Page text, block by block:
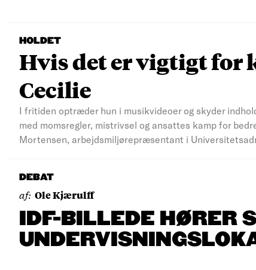
HOLDET
Hvis det er vigtigt for
Cecilie
I fritiden optræder hun i musikvideoer og skyder
med momsregler, mistrivsel og ansattes kamp for
Mortensen, arbejdsmiljørepræsentant i
DEBAT
af: Ole Kjærulff
IDF-BILLEDE HØRER